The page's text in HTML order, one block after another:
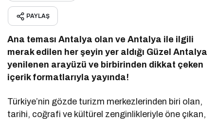
PAYLAŞ
Ana teması Antalya olan ve Antalya ile ilgili
merak edilen her şeyin yer aldığı Güzel Antalya
yenilenen arayüzü ve birbirinden dikkat çeken
içerik formatlarıyla yayında!
Türkiye’nin gözde turizm merkezlerinden biri olan,
tarihi, coğrafi ve kültürel zenginlikleriyle öne çıkan,